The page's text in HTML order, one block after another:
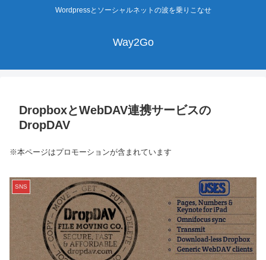
Wordpressとソーシャルネットの波を乗りこなせ
Way2Go
DropboxとWebDAV連携サービスの
DropDAV
※本ページはプロモーションが含まれています
SNS